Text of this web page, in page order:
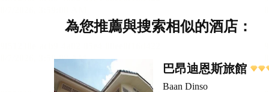
為您推薦與搜索相似的酒店：
巴昂迪恩斯旅館
Baan Dinso